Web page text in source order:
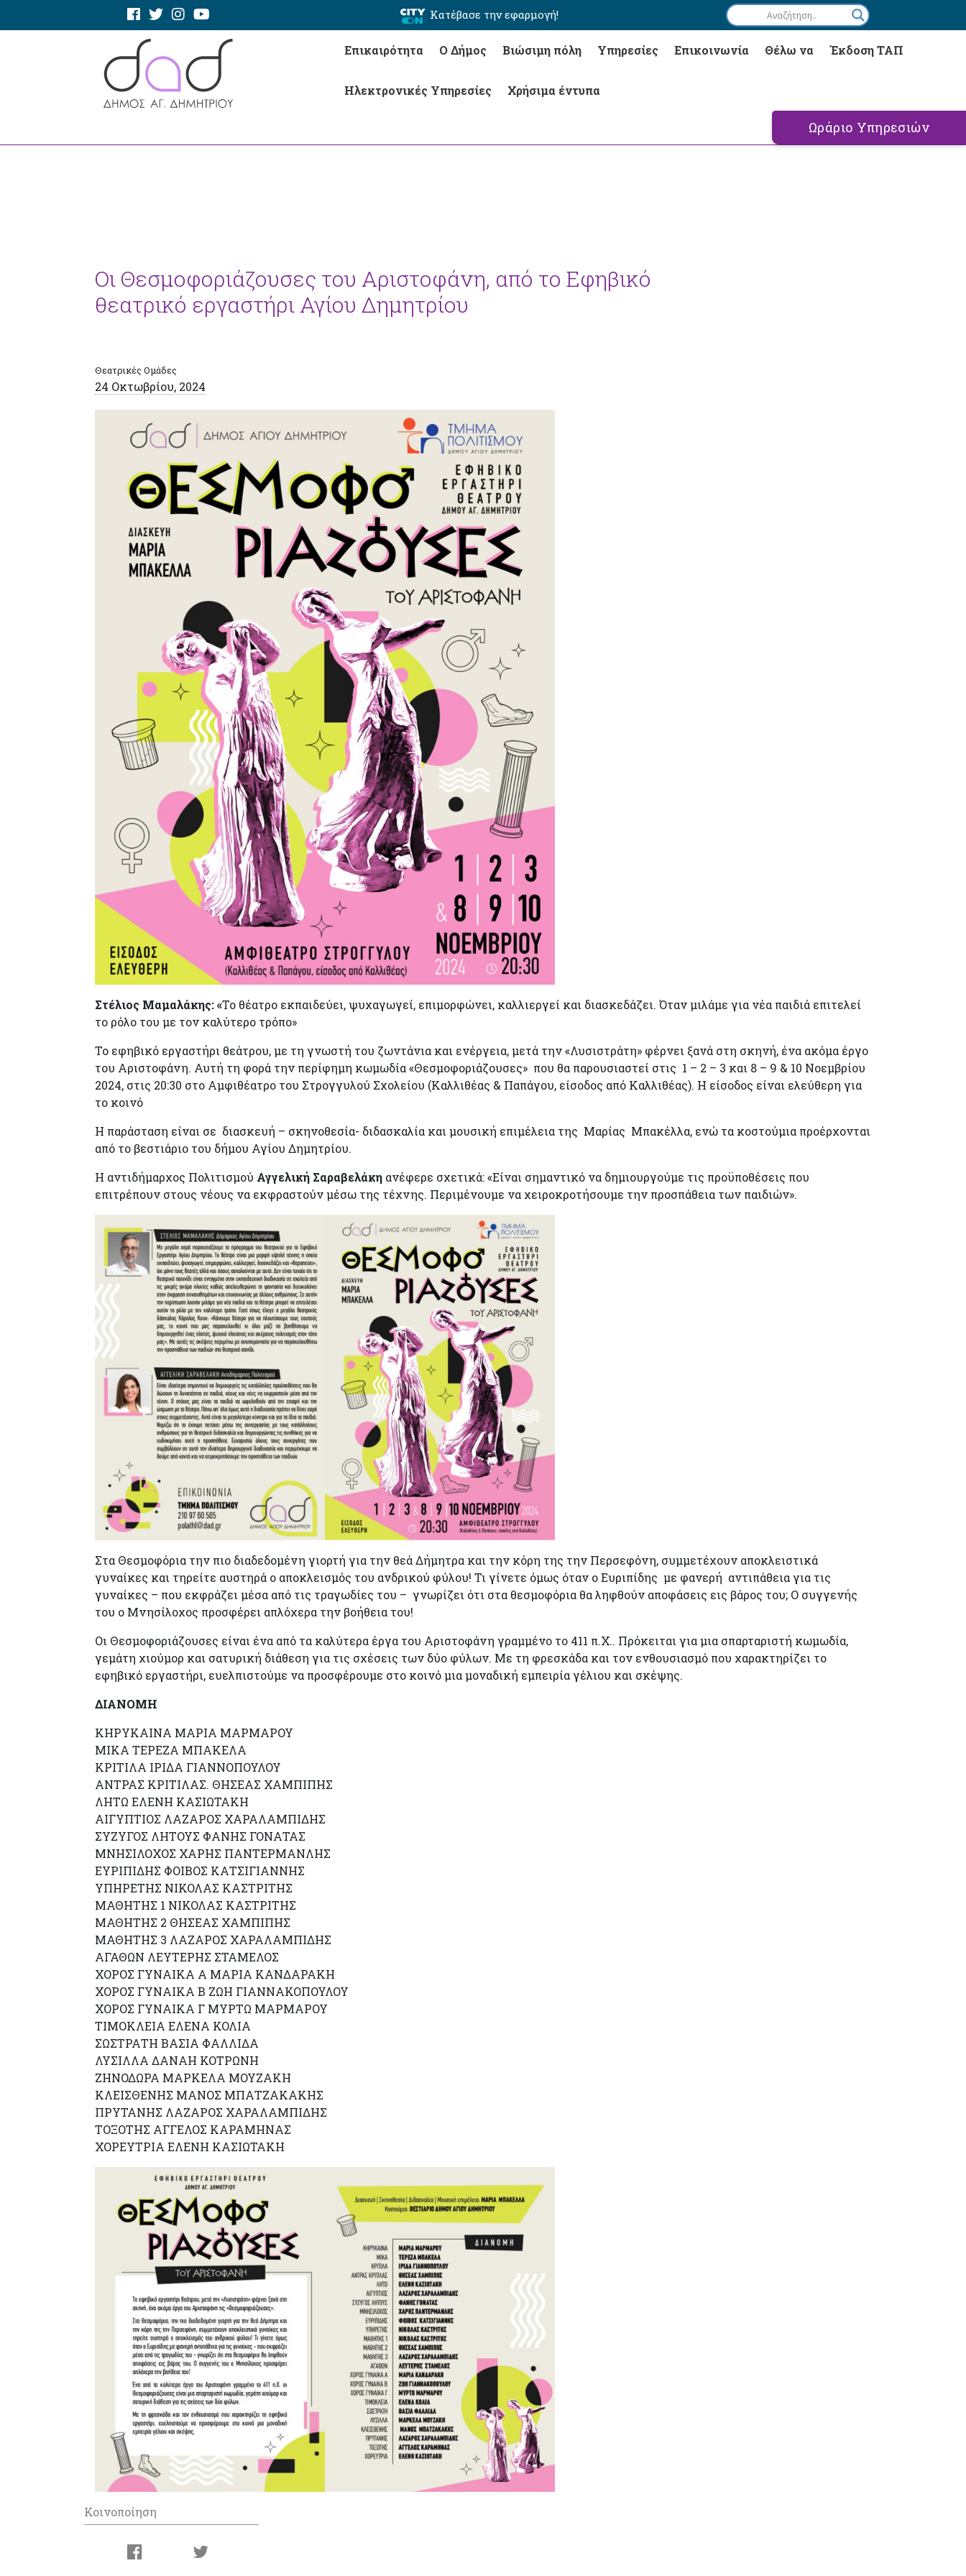
Κατέβασε την εφαρμογή!
Επικαιρότητα Ο Δήμος Βιώσιμη πόλη Υπηρεσίες Επικοινωνία Θέλω να Έκδοση ΤΑΠ
Ηλεκτρονικές Υπηρεσίες Χρήσιμα έντυπα
Ωράριο Υπηρεσιών
Οι Θεσμοφοριάζουσες του Αριστοφάνη, από το Εφηβικό
θεατρικό εργαστήρι Αγίου Δημητρίου
Θεατρικές Ομάδες
24 Οκτωβρίου, 2024
Στέλιος Μαμαλάκης: «Το θέατρο εκπαιδεύει, ψυχαγωγεί, επιμορφώνει, καλλιεργεί και διασκεδάζει. Όταν μιλάμε για νέα παιδιά επιτελεί
το ρόλο του με τον καλύτερο τρόπο»
Το εφηβικό εργαστήρι θεάτρου, με τη γνωστή του ζωντάνια και ενέργεια, μετά την «Λυσιστράτη» φέρνει ξανά στη σκηνή, ένα ακόμα έργο
του Αριστοφάνη. Αυτή τη φορά την περίφημη κωμωδία «Θεσμοφοριάζουσες» που θα παρουσιαστεί στις 1 – 2 – 3 και 8 – 9 & 10 Νοεμβρίου
2024, στις 20:30 στο Αμφιθέατρο του Στρογγυλού Σχολείου (Καλλιθέας & Παπάγου, είσοδος από Καλλιθέας). Η είσοδος είναι ελεύθερη για
το κοινό
Η παράσταση είναι σε διασκευή – σκηνοθεσία- διδασκαλία και μουσική επιμέλεια της Μαρίας Μπακέλλα, ενώ τα κοστούμια προέρχονται
από το βεστιάριο του δήμου Αγίου Δημητρίου.
Η αντιδήμαρχος Πολιτισμού Αγγελική Σαραβελάκη ανέφερε σχετικά: «Είναι σημαντικό να δημιουργούμε τις προϋποθέσεις που
επιτρέπουν στους νέους να εκφραστούν μέσω της τέχνης. Περιμένουμε να χειροκροτήσουμε την προσπάθεια των παιδιών».
Στα Θεσμοφόρια την πιο διαδεδομένη γιορτή για την θεά Δήμητρα και την κόρη της την Περσεφόνη, συμμετέχουν αποκλειστικά
γυναίκες και τηρείτε αυστηρά ο αποκλεισμός του ανδρικού φύλου! Τι γίνετε όμως όταν ο Ευριπίδης με φανερή αντιπάθεια για τις
γυναίκες – που εκφράζει μέσα από τις τραγωδίες του – γνωρίζει ότι στα θεσμοφόρια θα ληφθούν αποφάσεις εις βάρος του; Ο συγγενής
του ο Μνησίλοχος προσφέρει απλόχερα την βοήθεια του!
Οι Θεσμοφοριάζουσες είναι ένα από τα καλύτερα έργα του Αριστοφάνη γραμμένο το 411 π.Χ.. Πρόκειται για μια σπαρταριστή κωμωδία,
γεμάτη χιούμορ και σατυρική διάθεση για τις σχέσεις των δύο φύλων. Με τη φρεσκάδα και τον ενθουσιασμό που χαρακτηρίζει το
εφηβικό εργαστήρι, ευελπιστούμε να προσφέρουμε στο κοινό μια μοναδική εμπειρία γέλιου και σκέψης.
ΔΙΑΝΟΜΗ
ΚΗΡΥΚΑΙΝΑ ΜΑΡΙΑ ΜΑΡΜΑΡΟΥ
ΜΙΚΑ ΤΕΡΕΖΑ ΜΠΑΚΕΛΑ
ΚΡΙΤΙΛΑ ΙΡΙΔΑ ΓΙΑΝΝΟΠΟΥΛΟΥ
ΑΝΤΡΑΣ ΚΡΙΤΙΛΑΣ. ΘΗΣΕΑΣ ΧΑΜΠΙΠΗΣ
ΛΗΤΩ ΕΛΕΝΗ ΚΑΣΙΩΤΑΚΗ
ΑΙΓΥΠΤΙΟΣ ΛΑΖΑΡΟΣ ΧΑΡΑΛΑΜΠΙΔΗΣ
ΣΥΖΥΓΟΣ ΛΗΤΟΥΣ ΦΑΝΗΣ ΓΟΝΑΤΑΣ
ΜΝΗΣΙΛΟΧΟΣ ΧΑΡΗΣ ΠΑΝΤΕΡΜΑΝΛΗΣ
ΕΥΡΙΠΙΔΗΣ ΦΟΙΒΟΣ ΚΑΤΣΙΓΙΑΝΝΗΣ
ΥΠΗΡΕΤΗΣ ΝΙΚΟΛΑΣ ΚΑΣΤΡΙΤΗΣ
ΜΑΘΗΤΗΣ 1 ΝΙΚΟΛΑΣ ΚΑΣΤΡΙΤΗΣ
ΜΑΘΗΤΗΣ 2 ΘΗΣΕΑΣ ΧΑΜΠΙΠΗΣ
ΜΑΘΗΤΗΣ 3 ΛΑΖΑΡΟΣ ΧΑΡΑΛΑΜΠΙΔΗΣ
ΑΓΑΘΩΝ ΛΕΥΤΕΡΗΣ ΣΤΑΜΕΛΟΣ
ΧΟΡΟΣ ΓΥΝΑΙΚΑ Α ΜΑΡΙΑ ΚΑΝΔΑΡΑΚΗ
ΧΟΡΟΣ ΓΥΝΑΙΚΑ Β ΖΩΗ ΓΙΑΝΝΑΚΟΠΟΥΛΟΥ
ΧΟΡΟΣ ΓΥΝΑΙΚΑ Γ ΜΥΡΤΩ ΜΑΡΜΑΡΟΥ
ΤΙΜΟΚΛΕΙΑ ΕΛΕΝΑ ΚΟΛΙΑ
ΣΩΣΤΡΑΤΗ ΒΑΣΙΑ ΦΑΛΛΙΔΑ
ΛΥΣΙΛΛΑ ΔΑΝΑΗ ΚΟΤΡΩΝΗ
ΖΗΝΟΔΩΡΑ ΜΑΡΚΕΛΑ ΜΟΥΖΑΚΗ
ΚΛΕΙΣΘΕΝΗΣ ΜΑΝΟΣ ΜΠΑΤΖΑΚΑΚΗΣ
ΠΡΥΤΑΝΗΣ ΛΑΖΑΡΟΣ ΧΑΡΑΛΑΜΠΙΔΗΣ
ΤΟΞΟΤΗΣ ΑΓΓΕΛΟΣ ΚΑΡΑΜΗΝΑΣ
ΧΟΡΕΥΤΡΙΑ ΕΛΕΝΗ ΚΑΣΙΩΤΑΚΗ
Κοινοποίηση